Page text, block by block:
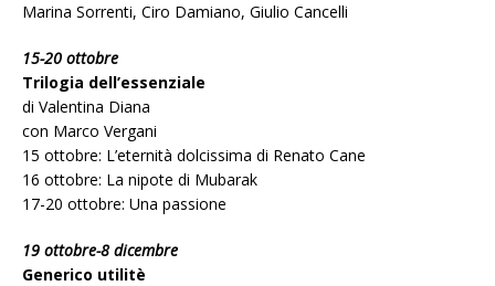
Marina Sorrenti, Ciro Damiano, Giulio Cancelli
15-20 ottobre
Trilogia dell’essenziale
di Valentina Diana
con Marco Vergani
15 ottobre: L’eternità dolcissima di Renato Cane
16 ottobre: La nipote di Mubarak
17-20 ottobre: Una passione
19 ottobre-8 dicembre
Generico utilitè